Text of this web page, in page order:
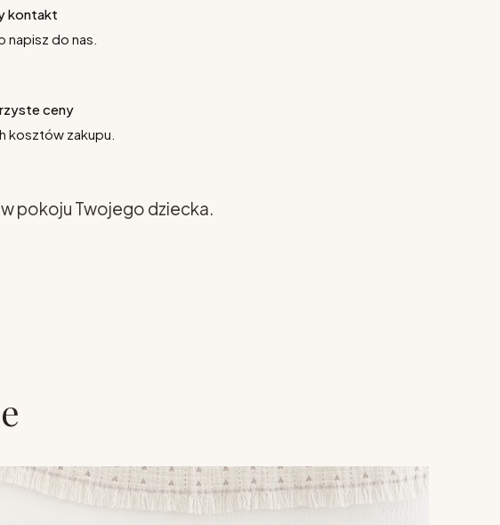
kontakt
napisz do nas.
ceny
kosztów zakupu.
pokoju Twojego dziecka.